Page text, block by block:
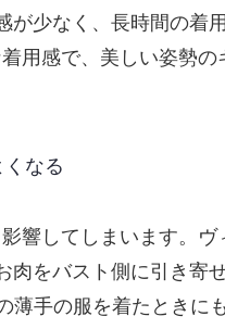
が少なく、長時間の着
用感で、美しい姿勢の
なる
響してしまいます。ヴ
肉をバスト側に引き寄
薄手の服を着たときに